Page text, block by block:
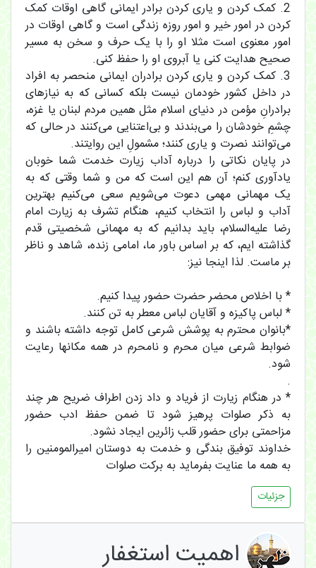
2. کمک کردن و یاری کردن برادر ایمانی گاهی اوقات کمک
کردن در امور خیر و امور روزه زندگی است و گاهی اوقات در
امور معنوی است مثلا او را با یک حرف و سخن به مسیر
صحیح هدایت کنی یا آبروی او را حفظ کنی.
3. کمک کردن و یاری کردن برادران ایمانی منحصر به افراد
در داخل کشور خودمان نیست بلکه کسانی که به نیازهای
برادرانِ مؤمن در دنیای اسلام مثل همین مردم لبنان یا غزه،
چشمِ خودشان را می‌بندند و بی‌اعتنایی می‌کنند در حالی که
می‌توانند نصرت و یاری کنند؛ مشمولِ این روایتند.
در پایان نکاتی را درباره آداب زیارت خدمت شما خوبان
یادآوری کنم؛ آن هم این است که من و شما وقتی که به
یک مهمانی مهمی دعوت می‌شویم سعی می‌کنیم بهترین
آداب و لباس را انتخاب کنیم، هنگام تشرف به زیارت امام
رضا علیه‌السلام، باید بدانیم که به مهمانی شخصیتی قدم
گذاشته ایم، که بر اساس باور ما، امامی زنده، شاهد و ناظر
بر ماست. لذا اینجا نیز:
* با اخلاص محضر حضرت حضور پیدا کنیم.
* لباس پاکیزه و آقایان لباس معطر به تن کنند.
*بانوان محترم به پوشش شرعی کامل توجه داشته باشند و
ضوابط شرعی میان محرم و نامحرم در همه مکانها رعایت
شود.
.
* در هنگام زیارت از فریاد و داد زدن اطراف ضریح هر چند
به ذکر صلوات پرهیز شود تا ضمن حفظ ادب حضور
مزاحمتی برای حضور قلب زائرین ایجاد نشود.
خداوند توفیق بندگی و خدمت به دوستان امیرالمومنین را
به همه ما عنایت بفرماید به برکت صلوات
جزئیات
اهمیت استغفار